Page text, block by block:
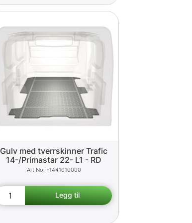
Gulv med tverrskinner Trafic
14-/Primastar 22- L1 - RD
F1441010000